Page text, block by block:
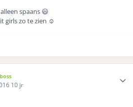
spaans 😃
girls zo te zien ☺️
10 jr